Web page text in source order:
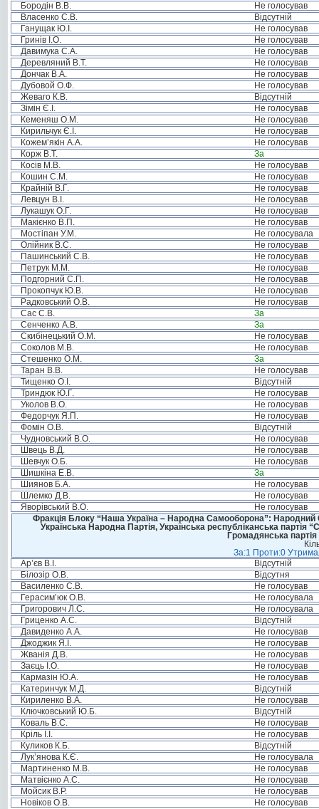
Бородін В.В.
Не голосував
Власенко С.В.
Відсутній
Ганущак Ю.І.
Не голосував
Гринів І.О.
Не голосував
Давимука С.А.
Не голосував
Деревляний В.Т.
Не голосував
Дончак В.А.
Не голосував
Дубовой О.Ф.
Не голосував
Жеваго К.В.
Відсутній
Зімін Є.І.
Не голосував
Кеменяш О.М.
Не голосував
Кирильчук Є.І.
Не голосував
Кожем’якін А.А.
Не голосував
Корж В.Т.
За
Косів М.В.
Не голосував
Кошин С.М.
Не голосував
Крайній В.Г.
Не голосував
Левцун В.І.
Не голосував
Лукашук О.Г.
Не голосував
Макієнко В.П.
Не голосував
Мостіпан У.М.
Не голосувала
Олійник В.С.
Не голосував
Пашинський С.В.
Не голосував
Петрук М.М.
Не голосував
Подгорний С.П.
Не голосував
Прокопчук Ю.В.
Не голосував
Радковський О.В.
Не голосував
Сас С.В.
За
Сенченко А.В.
За
Скибінецький О.М.
Не голосував
Соколов М.В.
Не голосував
Стешенко О.М.
За
Таран В.В.
Не голосував
Тищенко О.І.
Відсутній
Триндюк Ю.Г.
Не голосував
Уколов В.О.
Не голосував
Федорчук Я.П.
Не голосував
Фомін О.В.
Відсутній
Чудновський В.О.
Не голосував
Швець В.Д.
Не голосував
Шевчук О.Б.
Не голосував
Шишкіна Е.В.
За
Шиянов Б.А.
Не голосував
Шлемко Д.В.
Не голосував
Яворівський В.О.
Не голосував
Фракція Блоку “Наша Україна – Народна Самооборона”: Народний
Українська Народна Партія, Українська республіканська
Громадянська
За:1 Проти:0
Ар’єв В.І.
Відсутній
Білозір О.В.
Відсутня
Василенко С.В.
Не голосував
Герасим’юк О.В.
Не голосувала
Григорович Л.С.
Не голосувала
Гриценко А.С.
Відсутній
Давиденко А.А.
Не голосував
Джоджик Я.І.
Не голосував
Жванія Д.В.
Не голосував
Заєць І.О.
Не голосував
Кармазін Ю.А.
Не голосував
Катеринчук М.Д.
Відсутній
Кириленко В.А.
Не голосував
Ключковський Ю.Б.
Відсутній
Коваль В.С.
Не голосував
Кріль І.І.
Не голосував
Куликов К.Б.
Відсутній
Лук’янова К.Є.
Не голосувала
Мартиненко М.В.
Не голосував
Матвієнко А.С.
Не голосував
Мойсик В.Р.
Не голосував
Новіков О.В.
Не голосував